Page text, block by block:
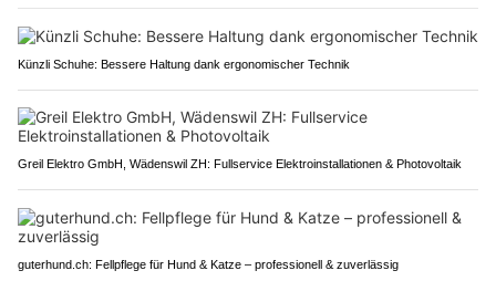
Künzli Schuhe: Bessere Haltung dank ergonomischer Technik
Greil Elektro GmbH, Wädenswil ZH: Fullservice Elektroinstallationen & Photovoltaik
guterhund.ch: Fellpflege für Hund & Katze – professionell & zuverlässig